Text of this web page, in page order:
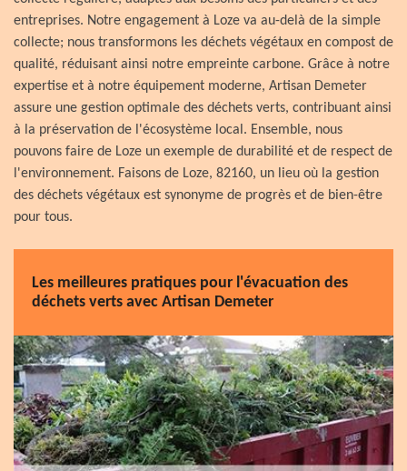
entreprises. Notre engagement à Loze va au-delà de la simple
collecte; nous transformons les déchets végétaux en compost de
qualité, réduisant ainsi notre empreinte carbone. Grâce à notre
expertise et à notre équipement moderne, Artisan Demeter
assure une gestion optimale des déchets verts, contribuant ainsi
à la préservation de l'écosystème local. Ensemble, nous
pouvons faire de Loze un exemple de durabilité et de respect de
l'environnement. Faisons de Loze, 82160, un lieu où la gestion
des déchets végétaux est synonyme de progrès et de bien-être
pour tous.
Les meilleures pratiques pour l'évacuation des
déchets verts avec Artisan Demeter